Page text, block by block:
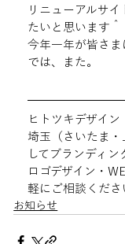
リニューアルサ
たいと思います＾
今年一年が皆さま
では、また。
ヒトツキデザイン
埼玉（さいたま
してブランディン
ロゴデザイン・
軽にご相談くださ
お知らせ